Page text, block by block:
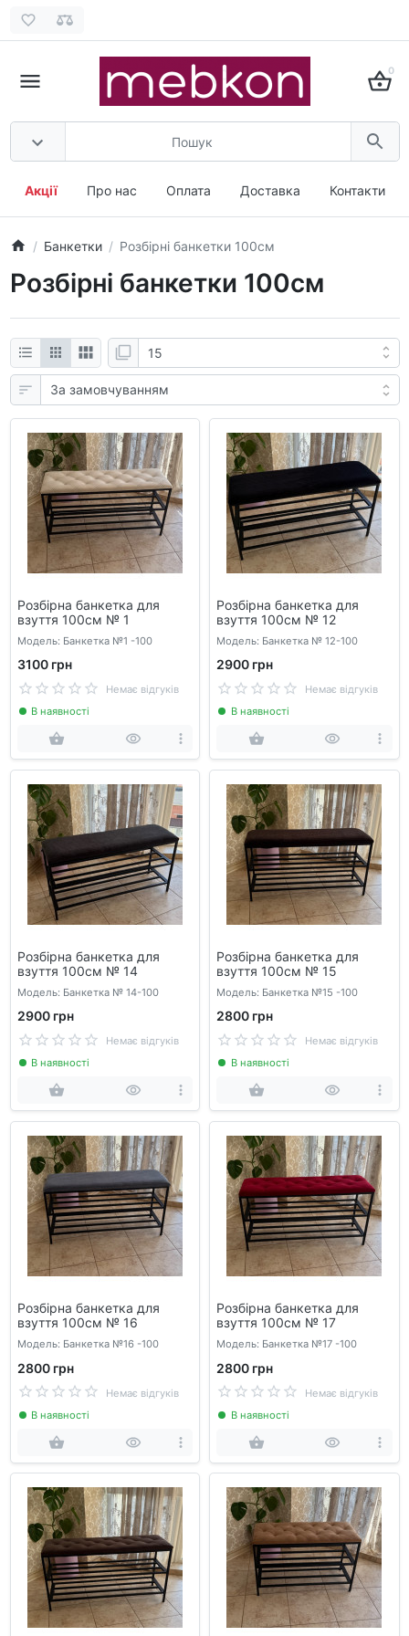
0
Акції Про нас Оплата Доставка Контакти
Банкетки Розбірні банкетки 100см
Розбірні банкетки 100см
Розбірна банкетка для
взуття 100см № 1
Модель: Банкетка №1 -100
3100 грн
Немає відгуків
В наявності
Розбірна банкетка для
взуття 100см № 12
Модель: Банкетка № 12-100
2900 грн
Немає відгуків
В наявності
Розбірна банкетка для
взуття 100см № 14
Модель: Банкетка № 14-100
2900 грн
Немає відгуків
В наявності
Розбірна банкетка для
взуття 100см № 15
Модель: Банкетка №15 -100
2800 грн
Немає відгуків
В наявності
Розбірна банкетка для
взуття 100см № 16
Модель: Банкетка №16 -100
2800 грн
Немає відгуків
В наявності
Розбірна банкетка для
взуття 100см № 17
Модель: Банкетка №17 -100
2800 грн
Немає відгуків
В наявності